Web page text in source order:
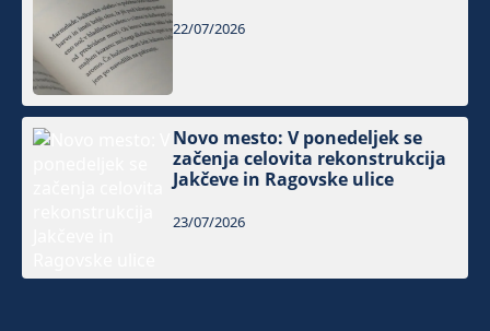
22/07/2026
Novo mesto: V ponedeljek se
začenja celovita rekonstrukcija
Jakčeve in Ragovske ulice
23/07/2026